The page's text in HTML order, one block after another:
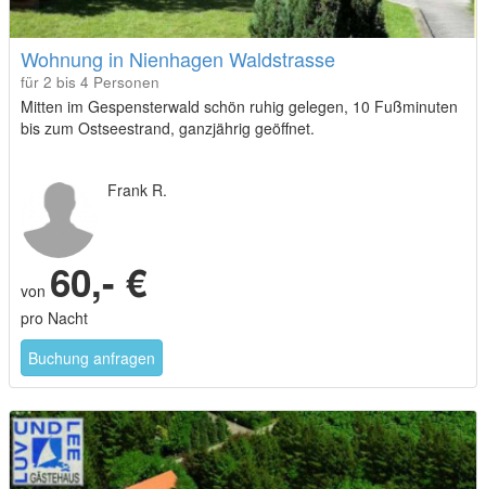
Wohnung in Nienhagen Waldstrasse
für 2 bis 4 Personen
Mitten im Gespensterwald schön ruhig gelegen, 10 Fußminuten
bis zum Ostseestrand, ganzjährig geöffnet.
Frank R.
von 60,- €
pro Nacht
Buchung anfragen